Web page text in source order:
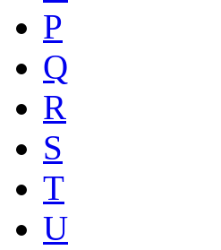
P
Q
R
S
T
U